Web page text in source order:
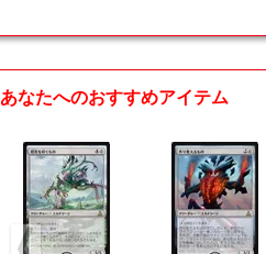
あなたへのおすすめアイテム